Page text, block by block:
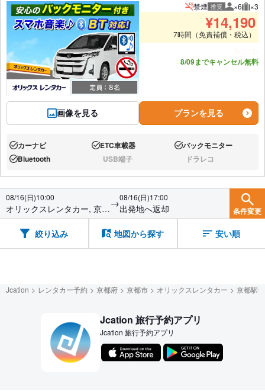
画像を見る
禁煙 推奨 推奨人数
×6 推
×3
¥14,190
7時間（免責補償・税込）
8/09までキャンセル無料
プランを見る
あり:カーナビ あり:ETC車載器 あり:バックモニター
あり:Bluetooth なし:USB端子 なし:ドラレコ
08/16(日)10:00
オリックスレンタカー, 京都
駅七条堀川店
→08/16(日)17:00
出発地へ返却 条件変更
絞り込み 地図から探す 安い順
Jcation レンタカー予約 京都府 京都市 オリックスレンタカー 京都駅
Jcation 旅行予約アプリ
Jcation 旅行予約アプリ